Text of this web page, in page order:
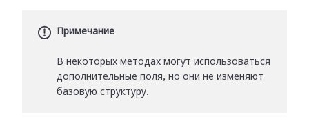
Примечание
В некоторых методах могут использоваться
дополнительные поля, но они не изменяют
базовую структуру.